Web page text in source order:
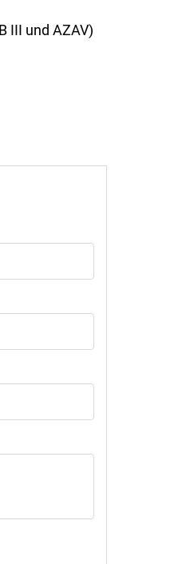
III und AZAV)